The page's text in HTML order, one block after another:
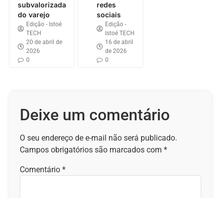
subvalorizada
do varejo
Edição - Istoé
TECH
20 de abril de
2026
0
redes
sociais
Edição -
Istoé TECH
16 de abril
de 2026
0
Deixe um comentário
O seu endereço de e-mail não será publicado.
Campos obrigatórios são marcados com *
Comentário *